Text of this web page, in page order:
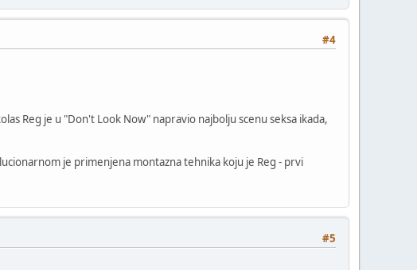
#4
Reg je u "Don't Look Now" napravio najbolju scenu seksa ikada,
je primenjena montazna tehnika koju je Reg - prvi
#5